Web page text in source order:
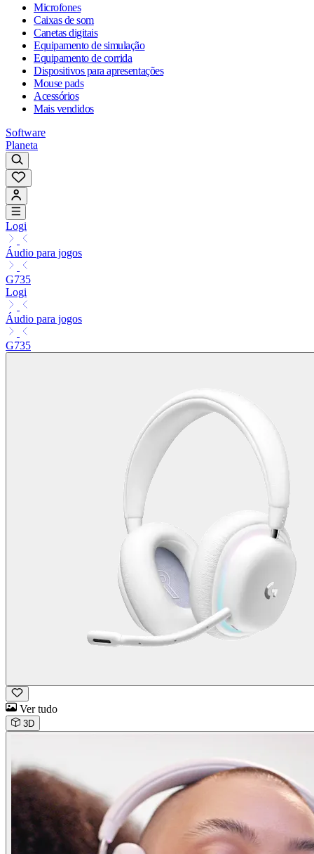
Microfones
Caixas de som
Canetas digitais
Equipamento de simulação
Equipamento de corrida
Dispositivos para apresentações
Mouse pads
Acessórios
Mais vendidos
Software
Planeta
Logi
Áudio para jogos
G735
Logi
Áudio para jogos
G735
Ver tudo
3D